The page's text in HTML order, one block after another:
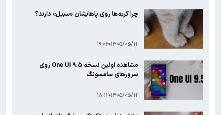
چرا گربه‌ها روی پاهایشان «سبیل» دارند؟
۱۴۰۵/۰۵/۱۲ ۱۹:۰۶
مشاهده اولین نسخه One UI ۹.۵ روی
سرورهای سامسونگ
۱۴۰۵/۰۵/۱۲ ۱۸:۱۲